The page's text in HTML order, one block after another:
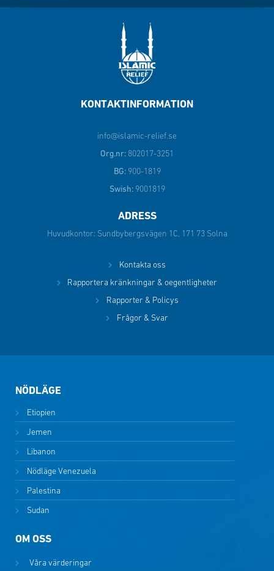
KONTAKTINFORMATION
info@islamic-relief.se
Org.nr: 802017-3251
BG:900-1819
Swish:9001819
ADRESS
Huvudkontor: Sundbybergsvägen 1C, 171 73 Solna
Kontakta oss
Rapportera kränkningar & oegentligheter
Rapporter & Policys
Frågor & Svar
NÖDLÄGE
Etiopien
Jemen
Libanon
Nödläge Venezuela
Palestina
Sudan
OM OSS
Våra värderingar